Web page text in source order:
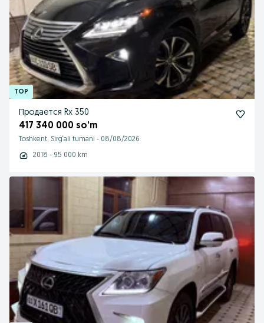
Продается Rx 350
417 340 000 so’m
Toshkent, Sirg‘ali tumani - 08/08/2026
2018 - 95 000 km